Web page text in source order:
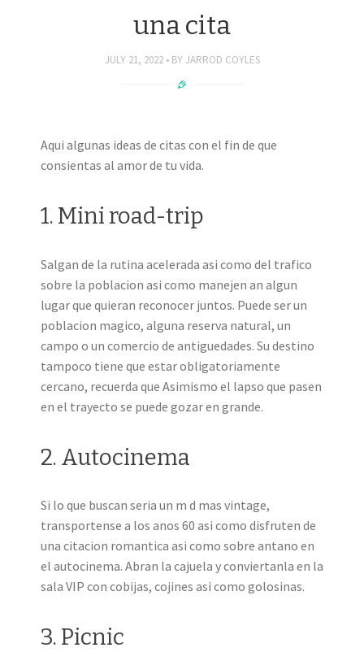
una cita
JULY 21, 2022 BY JARROD COYLES
Aqui algunas ideas de citas con el fin de que
consientas al amor de tu vida.
1. Mini road-trip
Salgan de la rutina acelerada asi­ como del trafico
sobre la poblacion asi­ como manejen an algun
lugar que quieran reconocer juntos. Puede ser un
poblacion magico, alguna reserva natural, un
campo o un comercio de antiguedades. Su destino
tampoco tiene que estar obligatoriamente
cercano, recuerda que Asimismo el lapso que pasen
en el trayecto se puede gozar en grande.
2. Autocinema
Si lo que buscan seri­a un m d mas vintage,
transportense a los anos 60 asi­ como disfruten de
una citacion romantica asi­ como sobre antano en
el autocinema. Abran la cajuela y conviertanla en la
sala VIP con cobijas, cojines asi­ como golosinas.
3. Picnic